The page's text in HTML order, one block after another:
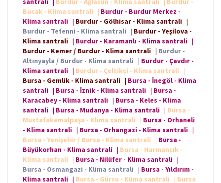
Bucak - Klima santrali | Burdur - Burdur Merkez -
Klima santrali | Burdur - Gölhisar - Klima santrali |
Burdur - Tefenni - Klima santrali | Burdur - Yeşilova -
Klima santrali | Burdur - Karamanlı - Klima santrali |
Burdur - Kemer / Burdur - Klima santrali | Burdur -
Altınyayla / Burdur - Klima santrali | Burdur - Çavdır -
Klima santrali | Burdur - Çeltikçi - Klima santrali |
Bursa - Gemlik - Klima santrali | Bursa - İnegöl - Klima
santrali | Bursa - İznik - Klima santrali | Bursa -
Karacabey - Klima santrali | Bursa - Keles - Klima
santrali | Bursa - Mudanya - Klima santrali | Bursa -
Mustafakemalpaşa - Klima santrali | Bursa - Orhaneli
- Klima santrali | Bursa - Orhangazi - Klima santrali |
Bursa - Yenişehir / Bursa - Klima santrali | Bursa -
Büyükorhan - Klima santrali | Bursa - Harmancık -
Klima santrali | Bursa - Nilüfer - Klima santrali |
Bursa - Osmangazi - Klima santrali | Bursa - Yıldırım -
Klima santrali | Bursa - Gürsu - Klima santrali | Bursa